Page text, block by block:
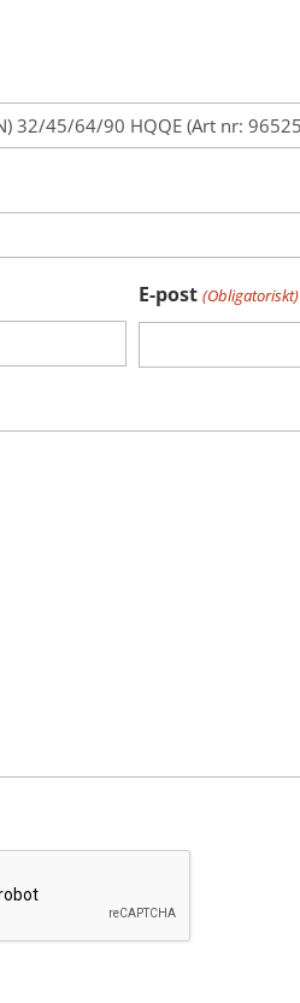
E-post (Obligatoriskt)